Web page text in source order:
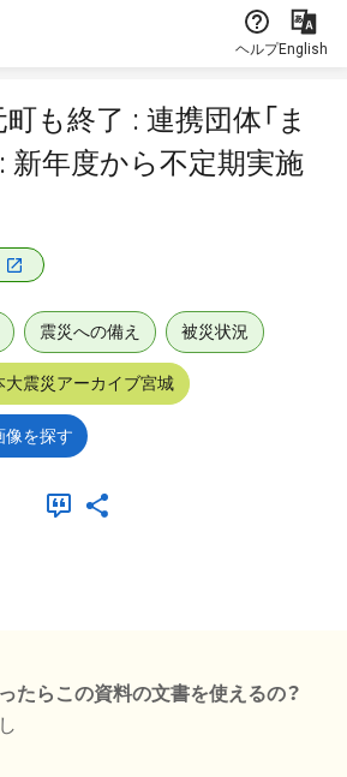
ヘルプEnglish
も終了 : 連携団体「ま
新年度から不定期実施
震災への備え 被災状況
大震災アーカイブ宮城
像を探す
たらこの資料の文書を使えるの？